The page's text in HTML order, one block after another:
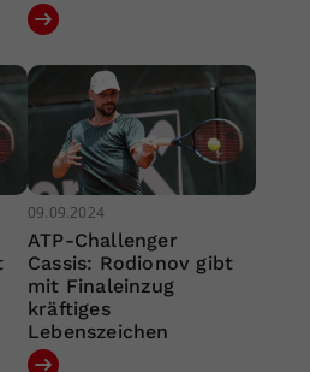
09.09.2024
ATP-Challenger
Cassis: Rodionov gibt
mit Finaleinzug
kräftiges
Lebenszeichen